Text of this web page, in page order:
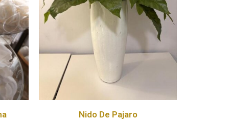
Nido De Pajaro